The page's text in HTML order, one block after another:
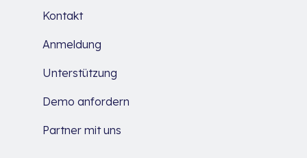
Kontakt
Anmeldung
Unterstützung
Demo anfordern
Partner mit uns